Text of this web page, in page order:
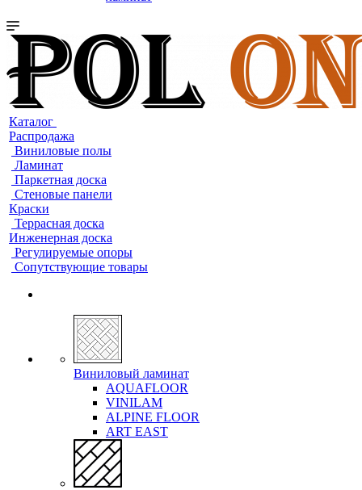
Каталог
Распродажа
Виниловые полы
Ламинат
Паркетная доска
Стеновые панели
Краски
Террасная доска
Инженерная доска
Регулируемые опоры
Сопутствующие товары
Виниловый ламинат
AQUAFLOOR
VINILAM
ALPINE FLOOR
ART EAST